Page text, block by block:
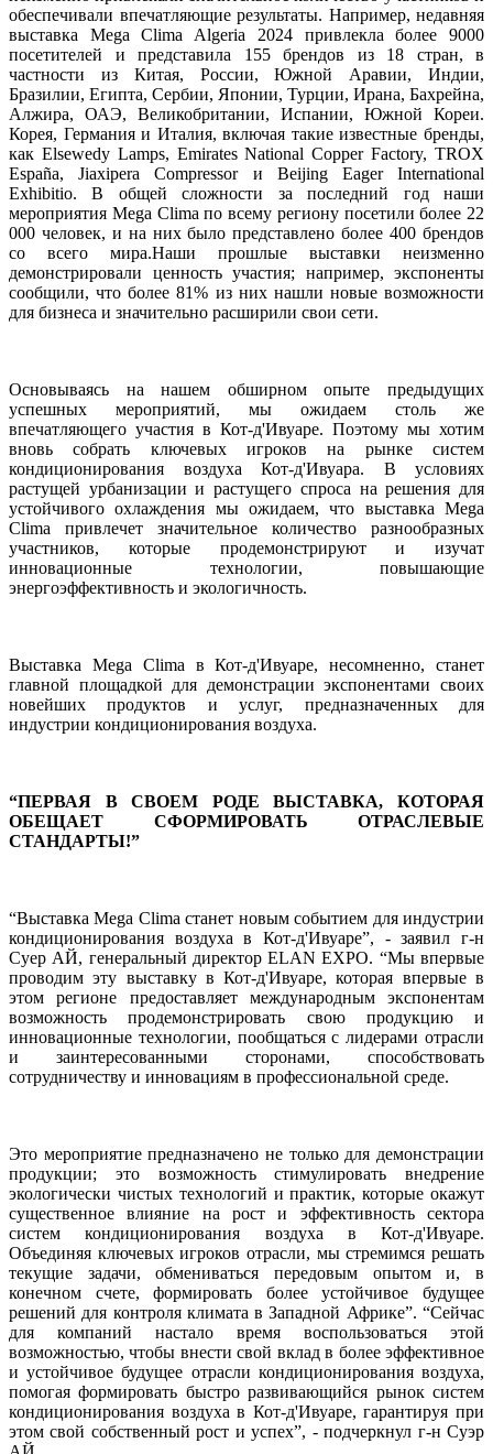
обеспечивали впечатляющие результаты. Например, недавняя
выставка Mega Clima Algeria 2024 привлекла более
9000
посетителей
и представила 155 брендов из 18 стран
частности
из Китая, России, Южной Аравии, Индии,
Бразилии, Египта, Сербии, Японии, Турции, Ирана, Бахрейна,
Алжира, ОАЭ, Великобритании, Испании, Южной
Корея, Германия и Италия, включая такие известные бренды
как Elsewedy Lamps, Emirates National Copper Factory, TROX
España, Jiaxipera Compressor и Beijing Eager
International
Exhibitio. В общей сложности за последний год
наши
мероприятия Mega Clima по всему региону посетили более 22
000 человек, и на них было представлено более 400 брендов
со
всего мира.Наши прошлые выставки
неизменно
демонстрировали
ценность участия; например, экспоненты
сообщили, что более 81% из них нашли новые возможности
для бизнеса и значительно расширили свои сети.
Основываясь на нашем обширном опыте
предыдущих
успешных
мероприятий, мы ожидаем столь же
впечатляющего участия в Кот-д'Ивуаре. Поэтому мы хотим
вновь
собрать ключевых игроков на рынке
кондиционирования воздуха Кот-д'Ивуара. В
растущей урбанизации и растущего спроса на решения для
устойчивого охлаждения мы ожидаем, что выставка Mega
Clima
привлечет значительное количество
разнообразных
участников, которые продемонстрируют и
изучат
инновационные
технологии,
повышающие
энергоэффективность и экологичность.
Выставка Mega Clima в Кот-д'Ивуаре, несомненно, станет
главной площадкой для демонстрации экспонентами своих
новейших
продуктов и услуг, предназначенных
для
индустрии кондиционирования воздуха.
“ПЕРВАЯ В СВОЕМ РОДЕ ВЫСТАВКА,
ОБЕЩАЕТ
СФОРМИРОВАТЬ
ОТРАСЛЕВЫЕ
СТАНДАРТЫ!”
“Выставка Mega Clima станет новым событием для индустрии
кондиционирования воздуха в Кот-д'Ивуаре”, - заявил г
Суер АЙ, генеральный директор ELAN EXPO. “Мы впервые
проводим эту выставку в Кот-д'Ивуаре, которая впервые в
этом
регионе предоставляет международным
экспонентам
возможность
продемонстрировать свою продукцию
и
инновационные технологии, пообщаться с лидерами отрасли
и
заинтересованными сторонами,
способствовать
сотрудничеству и инновациям в профессиональной среде.
Это мероприятие предназначено не только для демонстрации
продукции; это возможность стимулировать
внедрение
экологически чистых технологий и практик, которые окажут
существенное
влияние на рост и эффективность
сектора
систем кондиционирования воздуха в Кот-д'Ивуаре.
Объединяя ключевых игроков отрасли, мы стремимся решать
текущие
задачи, обмениваться передовым опытом и
конечном счете, формировать более устойчивое
будущее
решений для контроля климата в Западной Африке”. “Сейчас
для
компаний настало время воспользоваться
этой
возможностью, чтобы внести свой вклад в более эффективное
и устойчивое будущее отрасли кондиционирования воздуха,
помогая формировать быстро развивающийся рынок
кондиционирования воздуха в Кот-д'Ивуаре, гарантируя при
этом свой собственный рост и успех”, - подчеркнул г-н Суэр